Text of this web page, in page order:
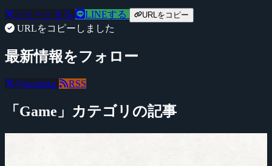
ツイートする LINEする URLをコピー
URLをコピーしました
最新情報をフォロー
@negitaku RSS
「Game」カテゴリの記事